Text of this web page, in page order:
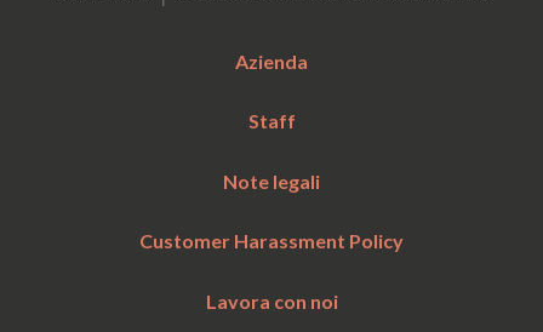
Azienda
Staff
Note legali
Customer Harassment Policy
Lavora con noi